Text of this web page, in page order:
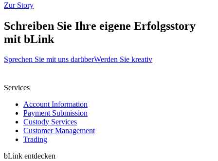
Zur Story
Schreiben Sie Ihre eigene Erfolgsstory
mit bLink
Sprechen Sie mit uns darüberWerden Sie kreativ
Services
Account Information
Payment Submission
Custody Services
Customer Management
Trading
bLink entdecken